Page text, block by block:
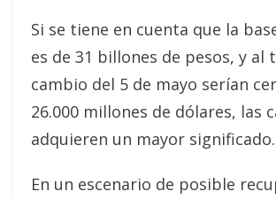
Si se tiene en cuenta que la
es de 31 billones de pesos, y al
cambio del 5 de mayo serían
26.000 millones de dólares, las
adquieren un mayor significado.
En un escenario de posible